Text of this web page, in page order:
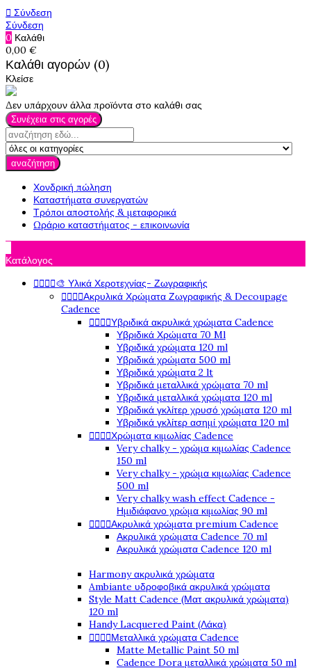
 Σύνδεση
Σύνδεση
0 Καλάθι
0,00 €
Καλάθι αγορών (0)
Κλείσε
Δεν υπάρχουν άλλα προϊόντα στο καλάθι σας
Συνέχεια στις αγορές
αναζήτηση
Χονδρική πώληση
Καταστήματα συνεργατών
Τρόποι αποστολής & μεταφορικά
Ωράριο καταστήματος - επικοινωνία
Κατάλογος
🎨 Υλικά Χεροτεχνίας- Ζωγραφικής
Ακρυλικά Χρώματα Ζωγραφικής & Decoupage
Cadence
Υβριδικά ακρυλικά χρώματα Cadence
Υβριδικά Χρώματα 70 Ml
Υβριδικά χρώματα 120 ml
Υβριδικά χρώματα 500 ml
Υβριδικά χρώματα 2 lt
Υβριδικά μεταλλικά χρώματα 70 ml
Υβριδικά μεταλλικά χρώματα 120 ml
Υβριδικά γκλίτερ χρυσό χρώματα 120 ml
Υβριδικά γκλίτερ ασημί χρώματα 120 ml
Χρώματα κιμωλίας Cadence
Very chalky - χρώμα κιμωλίας Cadence
150 ml
Very chalky - χρώμα κιμωλίας Cadence
500 ml
Very chalky wash effect Cadence -
Ημιδιάφανο χρώμα κιμωλίας 90 ml
Ακρυλικά χρώματα premium Cadence
Ακρυλικά χρώματα Cadence 70 ml
Ακρυλικά χρώματα Cadence 120 ml
Harmony ακρυλικά χρώματα
Ambiante υδροφοβικά ακρυλικά χρώματα
Style Matt Cadence (Ματ ακρυλικά χρώματα)
120 ml
Handy Lacquered Paint (Λάκα)
Μεταλλικά χρώματα Cadence
Matte Metallic Paint 50 ml
Cadence Dora μεταλλικά χρώματα 50 ml